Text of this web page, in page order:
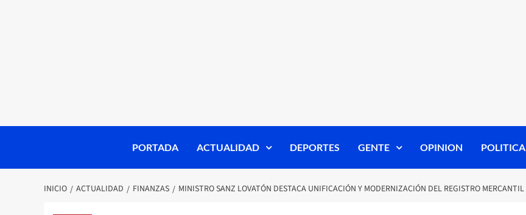
PORTADA ACTUALIDAD DEPORTES GENTE OPINION POLITICA
INICIO ACTUALIDAD FINANZAS MINISTRO SANZ LOVATÓN DESTACA UNIFICACIÓN Y MODERNIZACIÓN DEL REGISTRO MERCANTIL